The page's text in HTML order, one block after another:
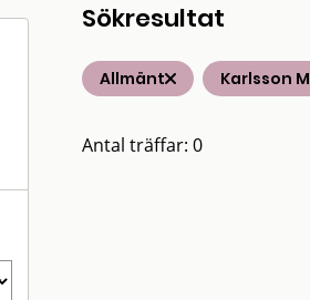
Sökresultat
Allmänt Karlsson M
Antal träffar: 0